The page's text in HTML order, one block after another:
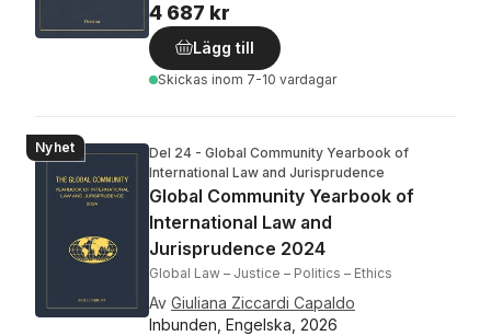
4 687 kr
Lägg till
Skickas inom 7-10 vardagar
Nyhet
Del 24 - Global Community Yearbook of
International Law and Jurisprudence
Global Community Yearbook of
International Law and
Jurisprudence 2024
Global Law – Justice – Politics – Ethics
Av Giuliana Ziccardi Capaldo
Inbunden, Engelska, 2026